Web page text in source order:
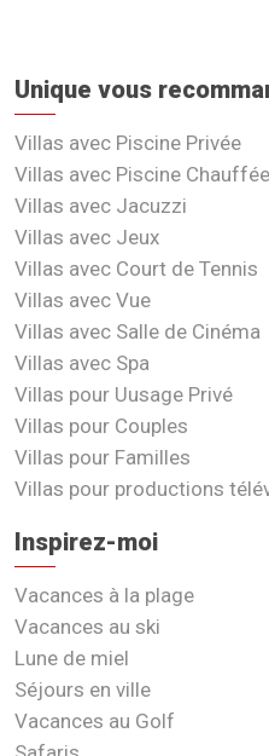
Unique vous
Villas avec Piscine Privée
Villas avec Piscine Chauffée
Villas avec Jacuzzi
Villas avec Jeux
Villas avec Court de Tennis
Villas avec Vue
Villas avec Salle de Cinéma
Villas avec Spa
Villas pour Uusage Privé
Villas pour Couples
Villas pour Familles
Villas pour productions
Inspirez-moi
Vacances à la plage
Vacances au ski
Lune de miel
Séjours en ville
Vacances au Golf